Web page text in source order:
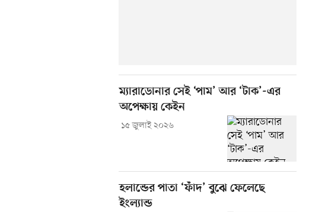
ম্যারাডোনার সেই ‘পাম’ আর ‘টাক’-এর
অপেক্ষায় কেইন
১৫ জুলাই ২০২৬
হলান্ডের পাতা ‘ফাঁদ’ বুঝে ফেলেছে
ইংল্যান্ড